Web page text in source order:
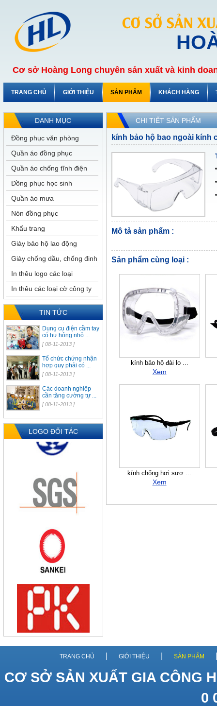
CƠ SỞ SẢN
Cơ sở Hoàng Long chuyên sản xuất và kinh
TRANG CHỦ GIỚI THIỆU SẢN PHẨM KHÁCH HÀNG
DANH MỤC
Đồng phục văn phòng
Quần áo đồng phục
Quần áo chống tĩnh điện
Đồng phục học sinh
Quần áo mưa
Nón đồng phục
Khẩu trang
Giày bảo hộ lao động
Giày chống dầu, chống đinh
In thêu logo các loại
In thêu các loại cờ công ty
TIN TỨC
Dụng cụ điện cầm tay
có hư hỏng nhỏ ...
[ 08-11-2013 ]
Tổ chức chứng nhận
hợp quy phải có ...
[ 08-11-2013 ]
Các doanh nghiệp
cần tăng cường tự ...
[ 08-11-2013 ]
LOGO ĐỐI TÁC
CHI TIẾT SẢN PHẨM
kính bảo hộ bao ngoài kính
Mô tả sản phẩm :
Sản phẩm cùng loại :
kính bảo hộ đài lo ...
Xem
kính chống hơi sươ ...
Xem
TRANG CHỦ GIỚI THIỆU SẢN PHẨM
CƠ SỞ SẢN XUẤT GIA CÔNG
0